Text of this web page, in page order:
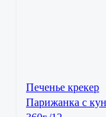
Печенье крекер
Парижанка с